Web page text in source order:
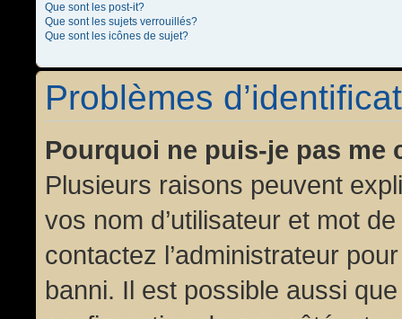
Que sont les post-it?
Que sont les sujets verrouillés?
Que sont les icônes de sujet?
Problèmes
Pourquoi ne puis-je pas me
Plusieurs raisons peuvent
vos nom d’utilisateur et mot
contactez l’administrateur
banni. Il est possible aussi